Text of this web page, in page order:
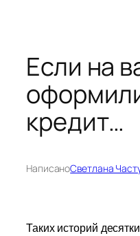
Если на
кредит…
НаписаноСветлана
Таких историй